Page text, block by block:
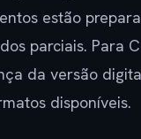
estão
parciais. Para
da versão
disponíveis.